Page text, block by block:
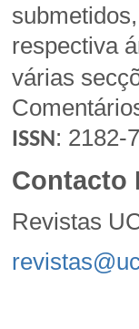
respectiva
várias
ISSN: 2182-
Contacto
Revistas